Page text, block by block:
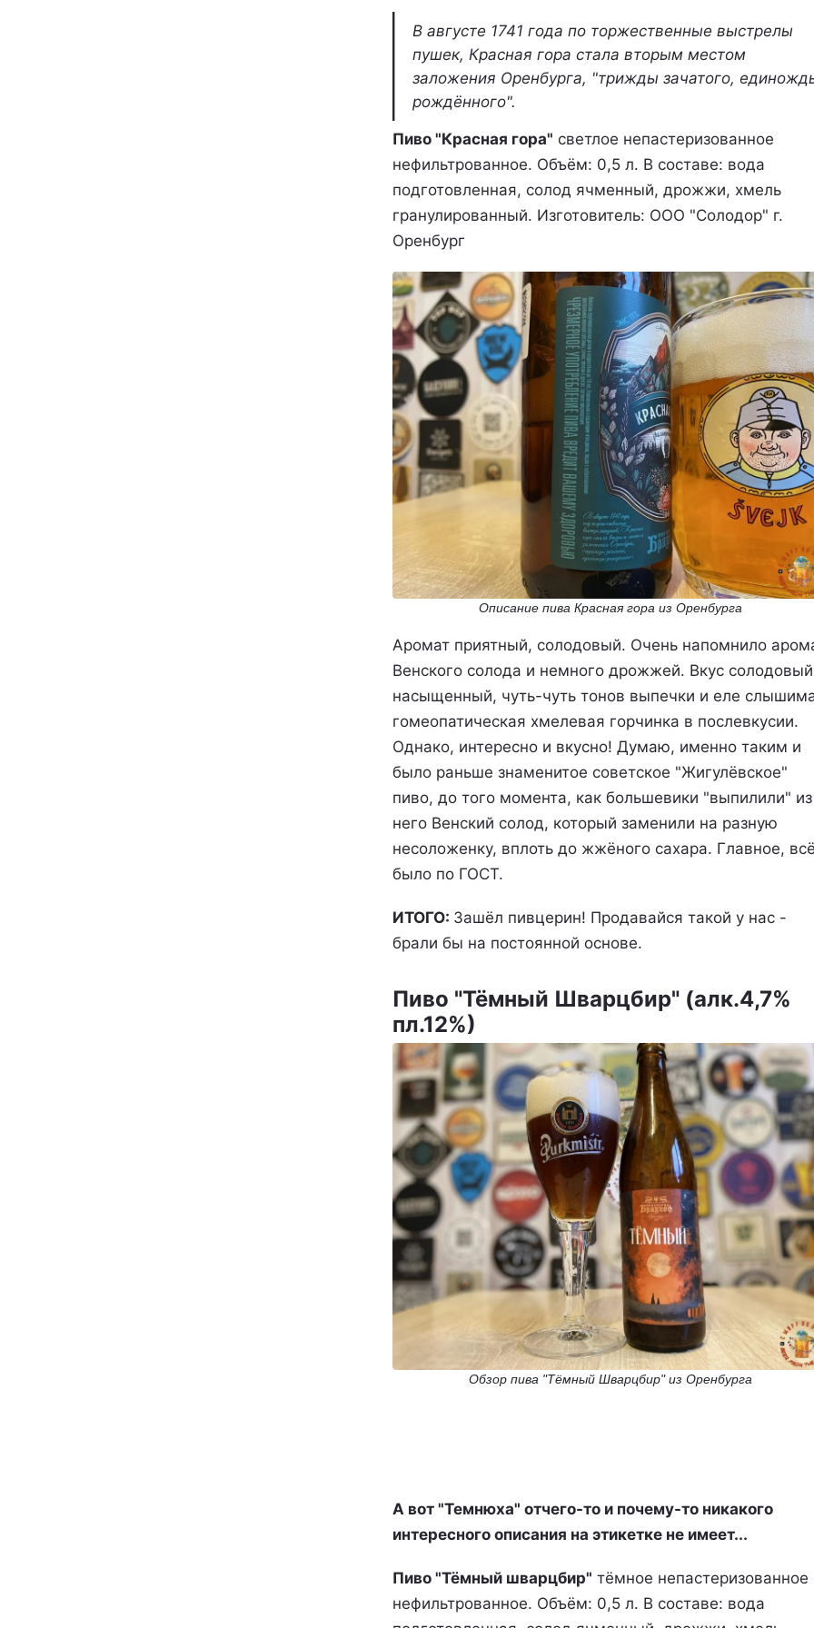
В августе 1741 года по торжественные выстрелы
пушек, Красная гора стала вторым местом
заложения Оренбурга, "трижды зачатого,
рождённого".
Пиво "Красная гора" светлое непастеризованное
нефильтрованное. Объём: 0,5 л. В составе: вода
подготовленная, солод ячменный, дрожжи, хмель
гранулированный. Изготовитель: ООО "Солодор" г.
Оренбург
Описание пива Красная гора из Оренбурга
Аромат приятный, солодовый. Очень напомнило
Венского солода и немного дрожжей. Вкус
насыщенный, чуть-чуть тонов выпечки и еле
гомеопатическая хмелевая горчинка в послевкусии.
Однако, интересно и вкусно! Думаю, именно таким и
было раньше знаменитое советское "Жигулёвское"
пиво, до того момента, как большевики "выпилили" из
него Венский солод, который заменили на разную
несоложенку, вплоть до жжёного сахара. Главное,
было по ГОСТ.
ИТОГО: Зашёл пивцерин! Продавайся такой у нас -
брали бы на постоянной основе.
Пиво "Тёмный Шварцбир" (алк.4,7%
пл.12%)
Обзор пива "Тёмный Шварцбир" из Оренбурга
А вот "Темнюха" отчего-то и почему-то никакого
интересного описания на этикетке не имеет...
Пиво "Тёмный шварцбир" тёмное непастеризованное
нефильтрованное. Объём: 0,5 л. В составе: вода